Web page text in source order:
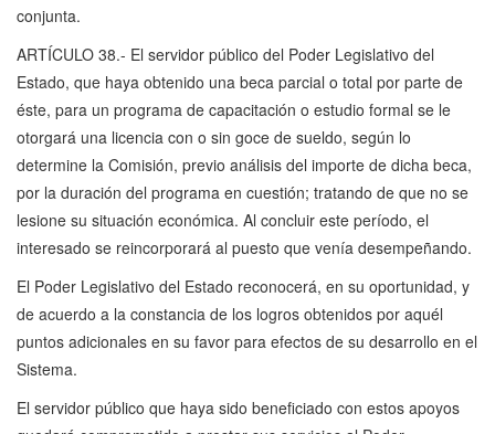
conjunta.
ARTÍCULO 38.- El servidor público del Poder Legislativo del
Estado, que haya obtenido una beca parcial o total por parte de
éste, para un programa de capacitación o estudio formal se le
otorgará una licencia con o sin goce de sueldo, según lo
determine la Comisión, previo análisis del importe de dicha beca,
por la duración del programa en cuestión; tratando de que no se
lesione su situación económica. Al concluir este período, el
interesado se reincorporará al puesto que venía desempeñando.
El Poder Legislativo del Estado reconocerá, en su oportunidad, y
de acuerdo a la constancia de los logros obtenidos por aquél
puntos adicionales en su favor para efectos de su desarrollo en el
Sistema.
El servidor público que haya sido beneficiado con estos apoyos